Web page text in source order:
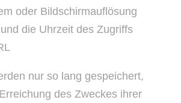
oder Bildschirmauflösung
die Uhrzeit des Zugriffs
nur so lang gespeichert,
des Zweckes ihrer